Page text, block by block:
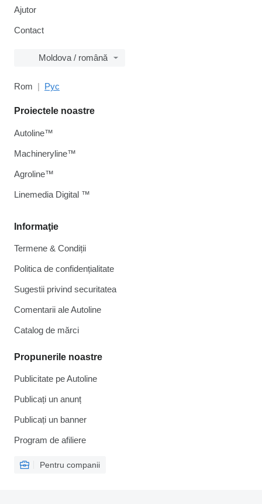
Ajutor
Contact
Moldova / română
Rom Рус
Informaţie
Termene & Condiții
Politica de confidențialitate
Sugestii privind securitatea
Comentarii ale Autoline
Catalog de mărcі
Propunerile noastre
Publicitate pe Autoline
Publicați un anunț
Publicați un banner
Program de afiliere
Pentru companii
Proiectele noastre
Autoline™
Machineryline™
Agroline™
Linemedia Digital ™